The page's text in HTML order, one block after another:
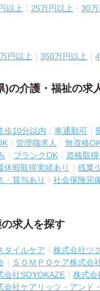
以上 25万円以上 30万
円以上 350万円以上
)の介護・福祉の求
歩10分以内 車通勤可
管理職求人 無資格
ブランクOK 資格取
休暇取得実績あり 残業
・賞与あり 社会保険完
求人を探す
タイルケア 株式会社ツ
ＳＯＭＰＯケア株式会
会社SOYOKAZE 株式会
会社ケアリッツ・アンド